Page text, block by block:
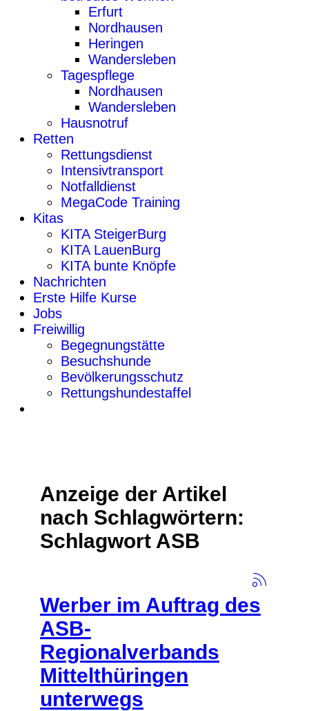
Erfurt
Nordhausen
Heringen
Wandersleben
Tagespflege
Nordhausen
Wandersleben
Hausnotruf
Retten
Rettungsdienst
Intensivtransport
Notfalldienst
MegaCode Training
Kitas
KITA SteigerBurg
KITA LauenBurg
KITA bunte Knöpfe
Nachrichten
Erste Hilfe Kurse
Jobs
Freiwillig
Begegnungstätte
Besuchshunde
Bevölkerungsschutz
Rettungshundestaffel
Anzeige der Artikel
nach Schlagwörtern:
Schlagwort ASB
Werber im Auftrag des
ASB-
Regionalverbands
Mittelthüringen
unterwegs